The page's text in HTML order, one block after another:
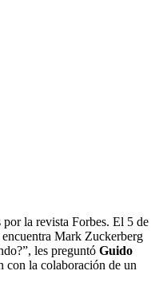
la revista Forbes. El 5 de
Mark Zuckerberg
les preguntó Guido
con la colaboración de un